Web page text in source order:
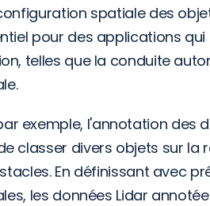
spatiale des
pour des applications
telles que la conduite
exemple, l'annotation des
classer divers objets sur la
En définissant avec
les données Lidar